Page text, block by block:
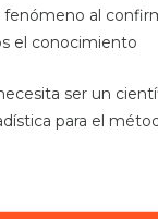
al
el conocimiento
ser un
para el